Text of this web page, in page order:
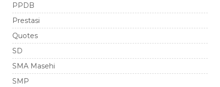
PPDB
Prestasi
Quotes
SD
SMA Masehi
SMP